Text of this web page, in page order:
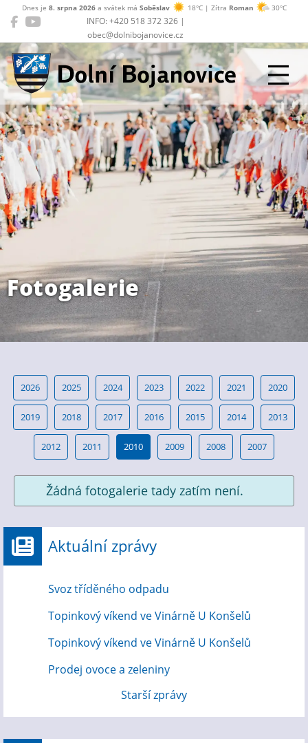
INFO: +420 518 372 326 |
obec@dolnibojanovice.cz
Dnes je 8. srpna 2026a svátek má Soběslav 18°C | Zítra Roman 30°C
Dolní Bojanovice
Fotogalerie
2026 2025 2024 2023 2022 2021 2020
2019 2018 2017 2016 2015 2014 2013
2012 2011 2010 2009 2008 2007
Žádná fotogalerie tady zatím není.
Aktuální zprávy
Svoz tříděného odpadu
Topinkový víkend ve Vinárně U Konšelů
Topinkový víkend ve Vinárně U Konšelů
Prodej ovoce a zeleniny
Starší zprávy